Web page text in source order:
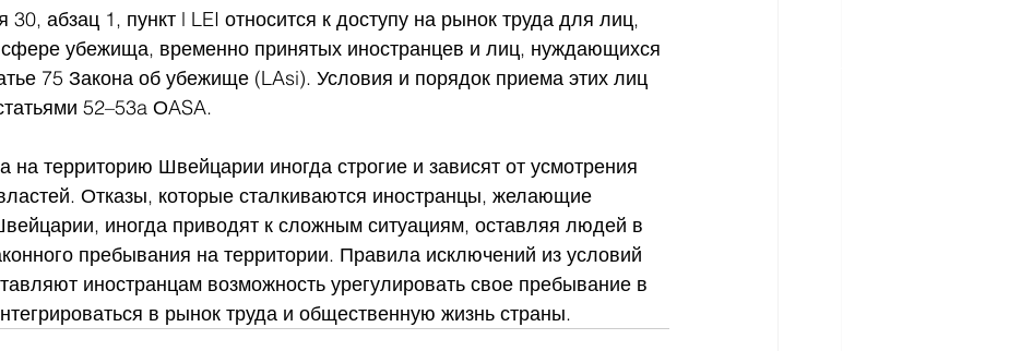
30, абзац 1, пункт l LEI относится к доступу на рынок труда для лиц,
убежища, временно принятых иностранцев и лиц, нуждающихся
75 Закона об убежище (LAsi). Условия и порядок приема этих лиц
52–53a ОASA.
на территорию Швейцарии иногда строгие и зависят от усмотрения
Отказы, которые сталкиваются иностранцы, желающие
иногда приводят к сложным ситуациям, оставляя людей в
пребывания на территории. Правила исключений из условий
иностранцам возможность урегулировать свое пребывание в
в рынок труда и общественную жизнь страны.